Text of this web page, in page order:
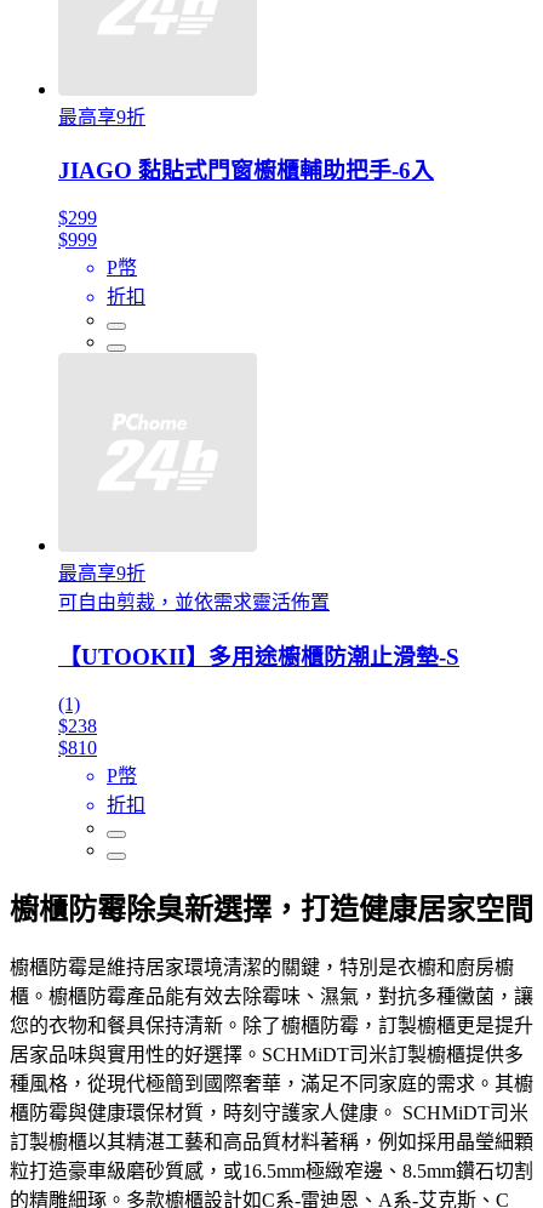
最高享9折
JIAGO 黏貼式門窗櫥櫃輔助把手-6入
$299
$999
P幣
折扣
最高享9折
可自由剪裁，並依需求靈活佈置
【UTOOKII】多用途櫥櫃防潮止滑墊-S
(1)
$238
$810
P幣
折扣
櫥櫃防霉除臭新選擇，打造健康居家空間
櫥櫃防霉是維持居家環境清潔的關鍵，特別是衣櫥和廚房櫥
櫃。櫥櫃防霉產品能有效去除霉味、濕氣，對抗多種黴菌，讓
您的衣物和餐具保持清新。除了櫥櫃防霉，訂製櫥櫃更是提升
居家品味與實用性的好選擇。SCHMiDT司米訂製櫥櫃提供多
種風格，從現代極簡到國際奢華，滿足不同家庭的需求。其櫥
櫃防霉與健康環保材質，時刻守護家人健康。 SCHMiDT司米
訂製櫥櫃以其精湛工藝和高品質材料著稱，例如採用晶瑩細顆
粒打造豪車級磨砂質感，或16.5mm極緻窄邊、8.5mm鑽石切割
的精雕細琢。多款櫥櫃設計如C系-雷迪恩、A系-艾克斯、C